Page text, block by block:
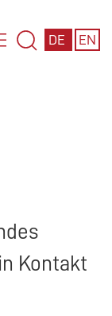
DE EN
Kontakt